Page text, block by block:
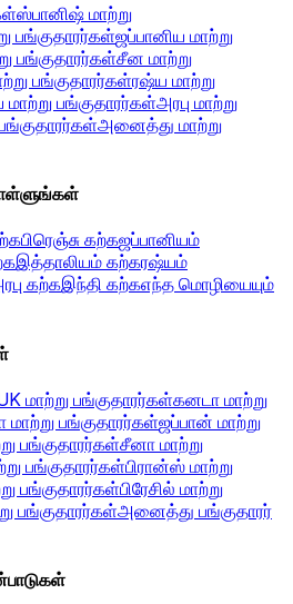
ஸ்பானிஷ் மாற்று
பங்குதாரர்கள்ஜப்பானிய மாற்று
பங்குதாரர்கள்சீன மாற்று
பங்குதாரர்கள்ரஷ்ய மாற்று
பங்குதாரர்கள்அரபு மாற்று
அனைத்து மாற்று
பிரெஞ்சு கற்கஜப்பானியம்
இத்தாலியம் கற்கரஷ்யம்
கற்கஇந்தி கற்கஎந்த மொழியையும்
மாற்று பங்குதாரர்கள்கனடா மாற்று
மாற்று பங்குதாரர்கள்ஜப்பான் மாற்று
பங்குதாரர்கள்சீனா மாற்று
பங்குதாரர்கள்பிரான்ஸ் மாற்று
பங்குதாரர்கள்பிரேசில் மாற்று
பங்குதாரர்கள்அனைத்து பங்குதாரர்